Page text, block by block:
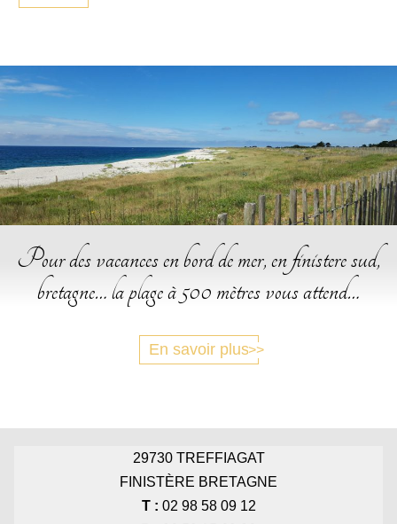
Pour des vacances en bord de mer, en finistere sud,
bretagne… la plage à 500 mètres vous attend…
En savoir plus
29730 TREFFIAGAT
FINISTÈRE BRETAGNE
T : 02 98 58 09 12